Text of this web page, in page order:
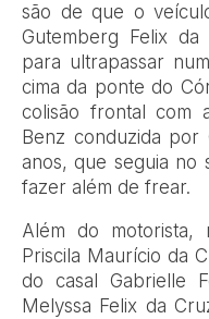
são de que o
Gutemberg Felix
para ultrapassar
cima da ponte do
colisão frontal com
Benz conduzida
anos, que seguia no
fazer além de frear.
Além do motorista,
Priscila Maurício da
do casal Gabrielle
Melyssa Felix da